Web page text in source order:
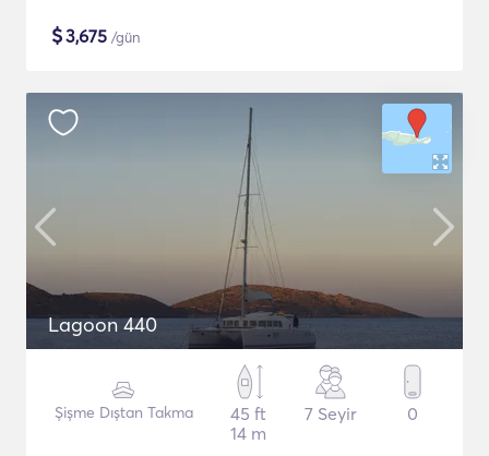
$3,675 /gün
Lagoon 440
Şişme Dıştan Takma
45 ft
14 m
7 Seyir 0